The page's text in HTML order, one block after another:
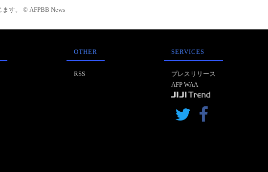
す。 © AFPBB News
OTHER
RSS
SERVICES
プレスリリース
AFP WAA